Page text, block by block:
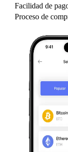
Facilidad de
Proceso de